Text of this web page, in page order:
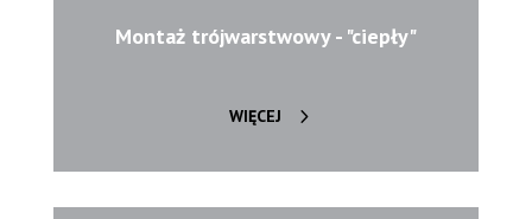
Montaż trójwarstwowy - "ciepły"
WIĘCEJ